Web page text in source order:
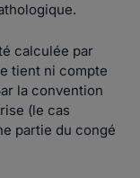
calculée par
tient ni compte
la convention
(le cas
partie du congé